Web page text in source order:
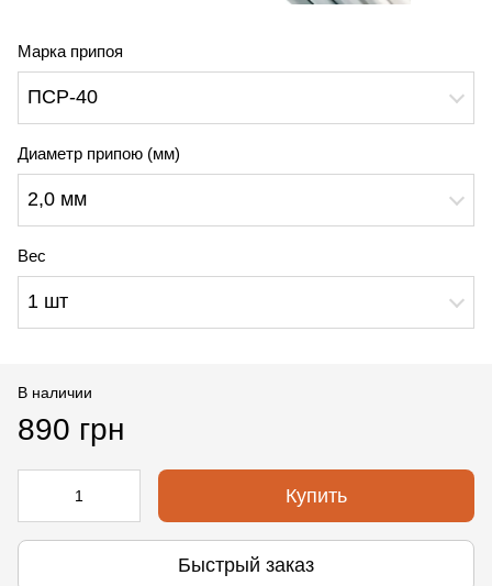
Марка припоя
ПСР-40
Диаметр припою (мм)
2,0 мм
Вес
1 шт
В наличии
890 грн
Купить
Быстрый заказ